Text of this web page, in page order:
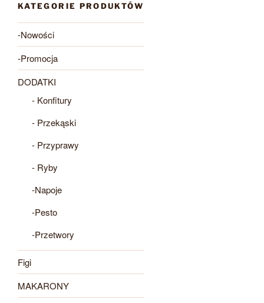
KATEGORIE PRODUKTÓW
-Nowości
-Promocja
DODATKI
- Konfitury
- Przekąski
- Przyprawy
- Ryby
-Napoje
-Pesto
-Przetwory
Figi
MAKARONY